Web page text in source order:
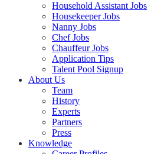
Household Assistant Jobs
Housekeeper Jobs
Nanny Jobs
Chef Jobs
Chauffeur Jobs
Application Tips
Talent Pool Signup
About Us
Team
History
Experts
Partners
Press
Knowledge